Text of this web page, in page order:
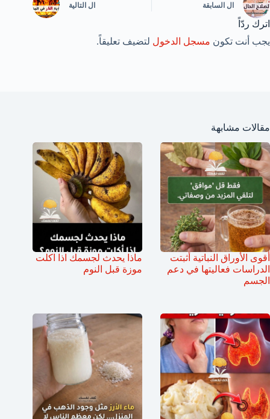
ال السابقة ال التالية
اترك ردّاً
يجب أنت تكون مسجل الدخول لتضيف تعليقاً.
مقالات مشابهة
أقوى الأوراق النباتية أثبتت
الدراسات فعاليتها في دعم
الجسم
ماذا يحدث لجسمك اذا اكلت
موزة قبل النوم